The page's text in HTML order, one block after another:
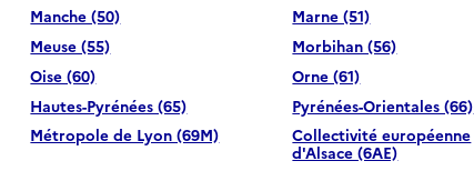
Manche (50)
Marne (51)
Meuse (55)
Morbihan (56)
Oise (60)
Orne (61)
Hautes-Pyrénées (65)
Pyrénées-Orientales (66)
Métropole de Lyon (69M)
Collectivité européenne
d'Alsace (6AE)